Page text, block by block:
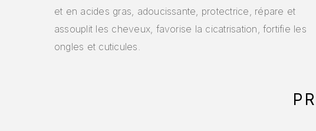
et en acides gras, adoucissante, protectrice, répare et
assouplit les cheveux, favorise la cicatrisation, fortifie les
ongles et cuticules.